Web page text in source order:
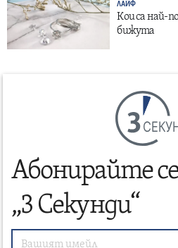
ЛАЙФ
Кои са най-
бижута
Абонирайте се
„3 Секунди“